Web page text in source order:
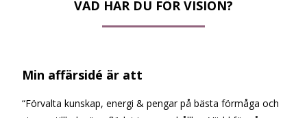
VAD HAR DU FÖR VISION?
Min affärsidé är att
“Förvalta kunskap, energi & pengar på bästa förmåga och